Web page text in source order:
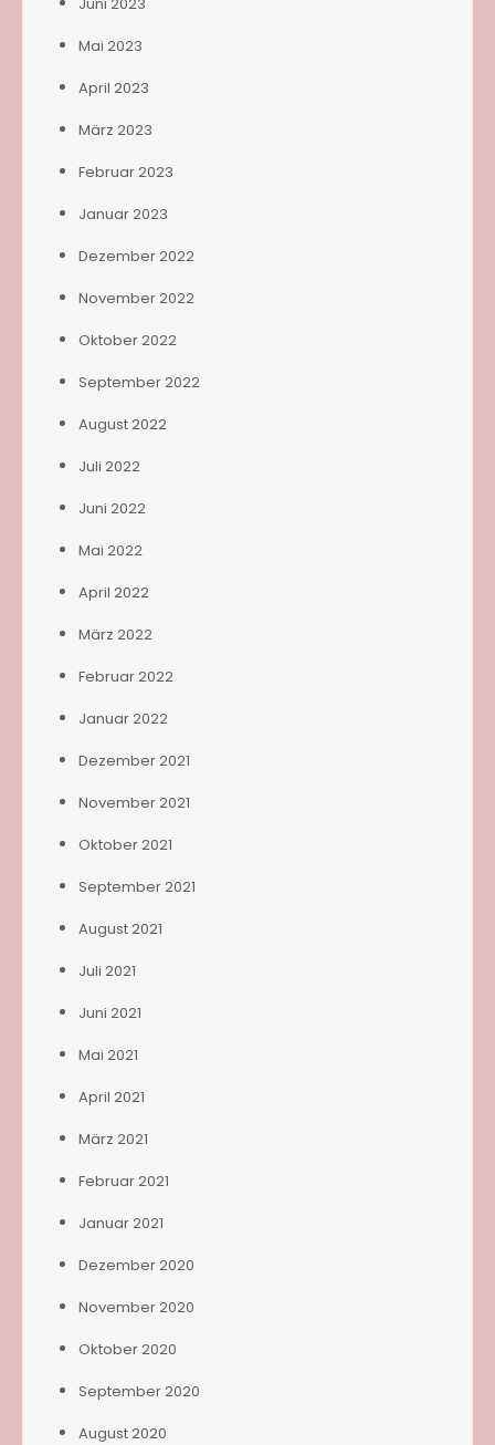
Mai 2023
April 2023
März 2023
Februar 2023
Januar 2023
Dezember 2022
November 2022
Oktober 2022
September 2022
August 2022
Juli 2022
Juni 2022
Mai 2022
April 2022
März 2022
Februar 2022
Januar 2022
Dezember 2021
November 2021
Oktober 2021
September 2021
August 2021
Juli 2021
Juni 2021
Mai 2021
April 2021
März 2021
Februar 2021
Januar 2021
Dezember 2020
November 2020
Oktober 2020
September 2020
August 2020